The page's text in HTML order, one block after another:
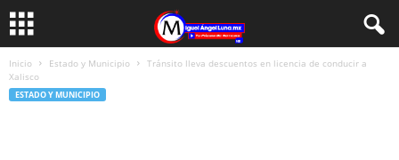
Inicio Estado y Municipio
Tránsito lleva descuentos en licencia de conducir a
Xalisco
ESTADO Y MUNICIPIO